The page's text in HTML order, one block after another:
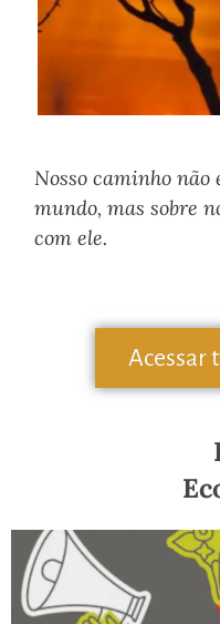
Nosso caminho não
mundo, mas sobre
com ele.
Acessar